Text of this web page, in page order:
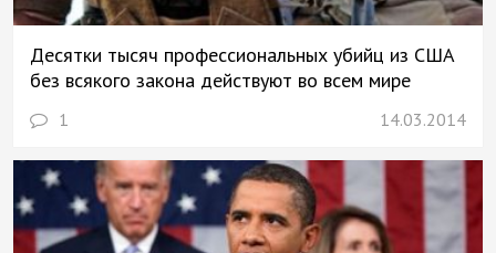
Десятки тысяч профессиональных убийц из США
без всякого закона действуют во всем мире
1 14.03.2014